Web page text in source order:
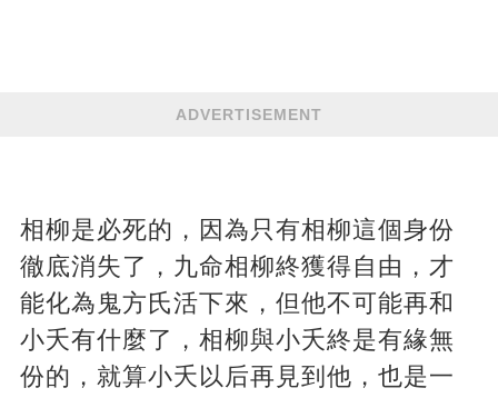
ADVERTISEMENT
相柳是必死的，因為只有相柳這個身份
徹底消失了，九命相柳終獲得自由，才
能化為鬼方氏活下來，但他不可能再和
小夭有什麼了，相柳與小夭終是有緣無
份的，就算小夭以后再見到他，也是一